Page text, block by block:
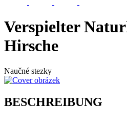
Verspielter
Hirsche
Naučné stezky
BESCHREIBUNG